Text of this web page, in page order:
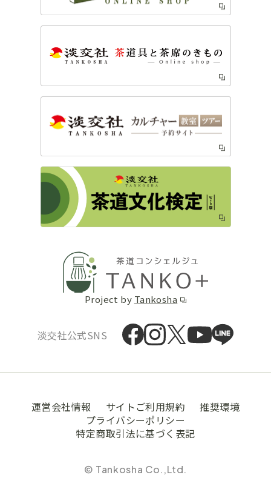
Project by Tankosha
淡交社公式SNS
運営会社情報 サイトご利用規約
推奨環境
プライバシーポリシー
特定商取引法に基づく表記
© Tankosha Co.,Ltd.